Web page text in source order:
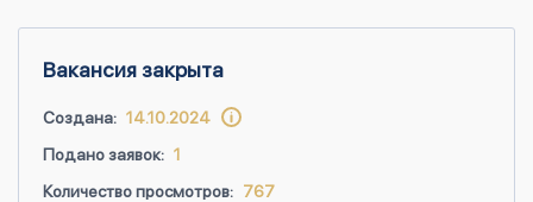
Вакансия закрыта
Создана: 14.10.2024
Подано заявок: 1
Количество просмотров: 767